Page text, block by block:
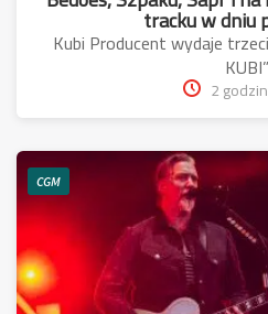
Kubi Producent wydaje
KUBI”
2
CGM